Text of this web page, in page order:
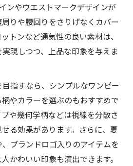
ンやウエストマークデザインが
りや腰回りをさりげなくカバー
トンなど通気性の良い素材は、
現しつつ、上品な印象を与えま
指すなら、シンプルなワンピー
やカラーを選ぶのもおすすめで
や幾何学柄などは視線を分散さ
る効果があります。さらに、夏
ブランドロゴ入りのアイテムを
かわいい印象も演出できます。